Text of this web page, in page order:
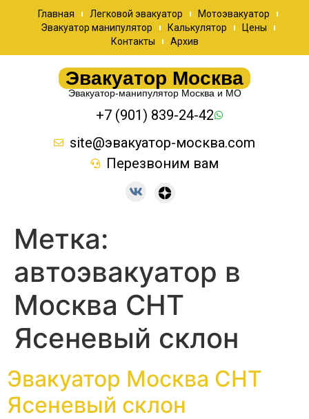
Главная Легковой эвакуатор
Мотоэвакуатор
Эвакуатор манипулятор
Калькулятор
Цены
Контакты
Архив
Эвакуатор Москва
Эвакуатор-манипулятор Москва и МО
+7 (901) 839-24-42
site@эвакуатор-москва.com
Перезвоним вам
Метка:
автоэвакуатор в
Москва СНТ
Ясеневый склон
Эвакуатор Москва СНТ
Ясеневый склон